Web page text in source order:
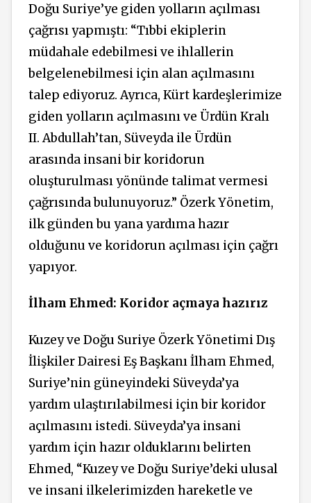
Doğu Suriye’ye giden yolların açılması
çağrısı yapmıştı: “Tıbbi ekiplerin
müdahale edebilmesi ve ihlallerin
belgelenebilmesi için alan açılmasını
talep ediyoruz. Ayrıca, Kürt kardeşlerimize
giden yolların açılmasını ve Ürdün Kralı
II. Abdullah’tan, Süveyda ile Ürdün
arasında insani bir koridorun
oluşturulması yönünde talimat vermesi
çağrısında bulunuyoruz.” Özerk Yönetim,
ilk günden bu yana yardıma hazır
olduğunu ve koridorun açılması için çağrı
yapıyor.
İlham Ehmed: Koridor açmaya hazırız
Kuzey ve Doğu Suriye Özerk Yönetimi Dış
İlişkiler Dairesi Eş Başkanı İlham Ehmed,
Suriye’nin güneyindeki Süveyda’ya
yardım ulaştırılabilmesi için bir koridor
açılmasını istedi. Süveyda’ya insani
yardım için hazır olduklarını belirten
Ehmed, “Kuzey ve Doğu Suriye’deki ulusal
ve insani ilkelerimizden hareketle ve